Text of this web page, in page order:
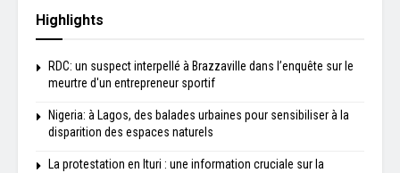
Highlights
RDC: un suspect interpellé à Brazzaville dans l’enquête sur le
meurtre d'un entrepreneur sportif
Nigeria: à Lagos, des balades urbaines pour sensibiliser à la
disparition des espaces naturels
La protestation en Ituri : une information cruciale sur la